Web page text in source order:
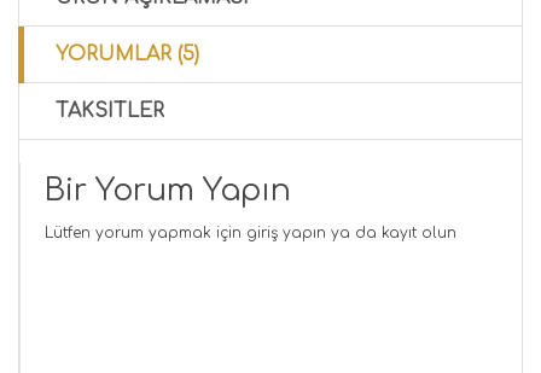
YORUMLAR (5)
TAKSITLER
Bir Yorum Yapın
Lütfen yorum yapmak için giriş yapın ya da kayıt olun